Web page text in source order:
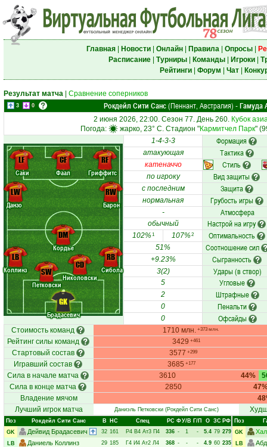
Главная| Новости| Онлайн| Правила| Опросы|
Расписание| Турниры| Команды| Игроки|
Рейтинги| Форум Чат|
Результат матча Сравнение соперников
3 0 Рокдейл Сити Санс(Пеннант, Австралия) - Гамуда
2 июня 2026, 22:00. Сезон 77. День 260. Кубок
Погода:
жарко, 23° C. Стадион "Кармитчел Парк"
Брадасевич
Коллинз
Петковски
Николовски
Сибола
Данзо
Кордье
Барон
Саки Фаал Гриффитс
GK
LB
SW
CD
RB
LW
DM
RW
LF CF RF
1-4-3-3 Формация
атакующая Тактика
катеначчо Стиль
по игроку Вид защиты
с последним Защита
нормальная Грубость игры
- Атмосфера
обычный Настрой на игру
102%1 107%2 Оптимальность
51% Соотношение сил
+9.23% Сыгранность
3(2) Удары (в створ)
5 Угловые
2 Штрафные
0 Пенальти
0 Офсайды
Стоимость команд 1710 млн. +373 млн.
Рейтинг силы команд 3429 +461
Стартовый состав 3577 +299
Игравший состав 3685 +177
Сила в начале матча 3610 44%
Сила в конце матча
2850
Владение мячом
Лучший игрок матча
Даниэль Петковски(Рокдейл Сити Санс)
Поз Рокдейл Сити Санс В НC Спец РC ФУ/В Г/П О ЗС РФ
GK
Дейвид Брадасевич 32 161 Р4 В4 Ат3 П4 336 - 1 - 5.4 79 279
LB
Даниель Коллинз 29 185 Г4 И4 Ат2 Л4 368 - - - 4.9 60 235
Поз
GK
LB